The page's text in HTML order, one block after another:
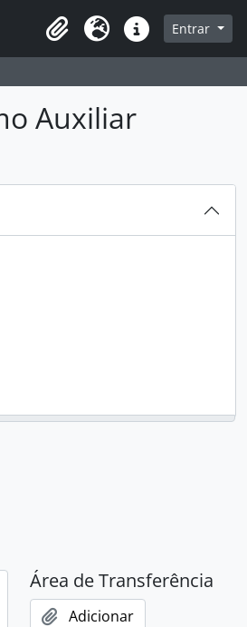
Idioma Atalhos Entrar
Auxiliar
Área de Transferência
Adicionar